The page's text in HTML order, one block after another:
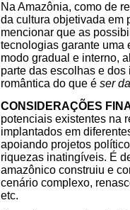
Na Amazônia, como de
da cultura objetivada em
mencionar que as
tecnologias garante uma
modo gradual e interno,
parte das escolhas e
romântica do que é ser
CONSIDERAÇÕES
potenciais existentes na
implantados em
apoiando projetos
riquezas inatingíveis. É
amazônico construiu e
cenário complexo,
etc.